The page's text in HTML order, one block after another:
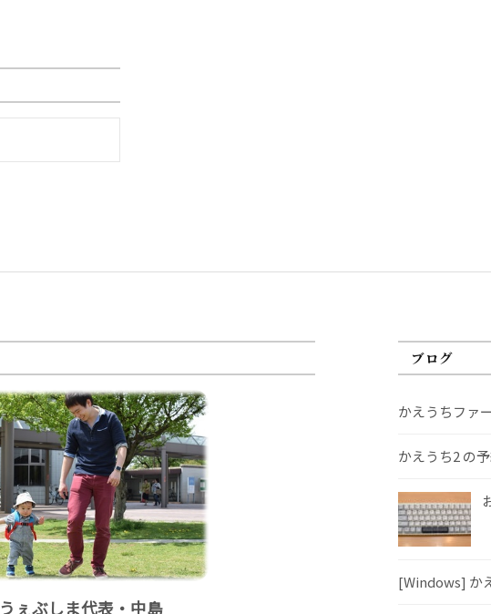
うぇぶしま代表・中島
ブログ
かえうちファ
かえうち2 の
[Windows] か